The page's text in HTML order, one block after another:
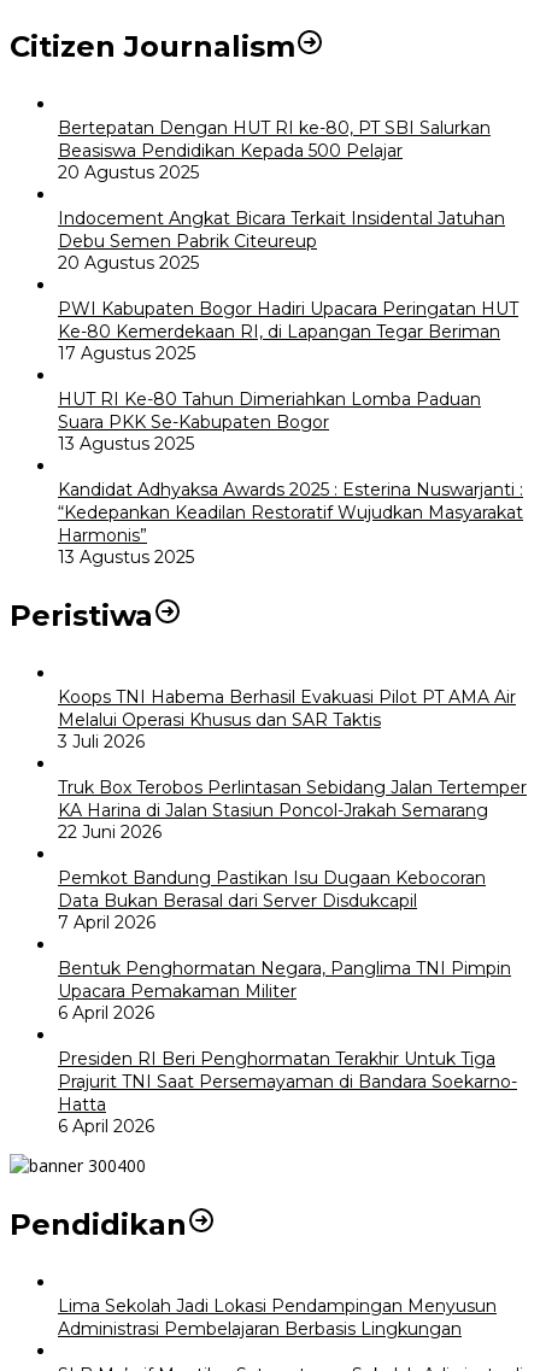
Citizen Journalism
Bertepatan Dengan HUT RI ke-80, PT SBI Salurkan
Beasiswa Pendidikan Kepada 500 Pelajar
20 Agustus 2025
Indocement Angkat Bicara Terkait Insidental Jatuhan
Debu Semen Pabrik Citeureup
20 Agustus 2025
PWI Kabupaten Bogor Hadiri Upacara Peringatan HUT
Ke-80 Kemerdekaan RI, di Lapangan Tegar Beriman
17 Agustus 2025
HUT RI Ke-80 Tahun Dimeriahkan Lomba Paduan
Suara PKK Se-Kabupaten Bogor
13 Agustus 2025
Kandidat Adhyaksa Awards 2025 : Esterina Nuswarjanti :
“Kedepankan Keadilan Restoratif Wujudkan Masyarakat
Harmonis”
13 Agustus 2025
Peristiwa
Koops TNI Habema Berhasil Evakuasi Pilot PT AMA Air
Melalui Operasi Khusus dan SAR Taktis
3 Juli 2026
Truk Box Terobos Perlintasan Sebidang Jalan Tertemper
KA Harina di Jalan Stasiun Poncol-Jrakah Semarang
22 Juni 2026
Pemkot Bandung Pastikan Isu Dugaan Kebocoran
Data Bukan Berasal dari Server Disdukcapil
7 April 2026
Bentuk Penghormatan Negara, Panglima TNI Pimpin
Upacara Pemakaman Militer
6 April 2026
Presiden RI Beri Penghormatan Terakhir Untuk Tiga
Prajurit TNI Saat Persemayaman di Bandara Soekarno-
Hatta
6 April 2026
Pendidikan
Lima Sekolah Jadi Lokasi Pendampingan Menyusun
Administrasi Pembelajaran Berbasis Lingkungan